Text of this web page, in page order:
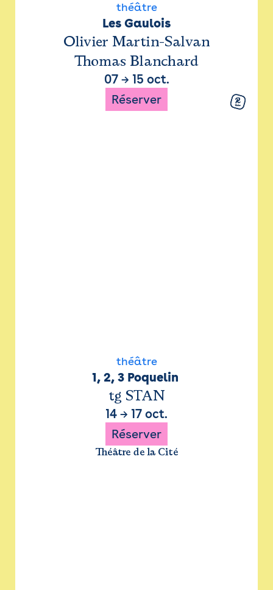
théâtre
Les Gaulois
Olivier Martin-Salvan
Thomas Blanchard
07→ 15 oct.
Réserver
théâtre
1, 2, 3 Poquelin
tg STAN
14 → 17 oct.
Réserver
Théâtre de la Cité